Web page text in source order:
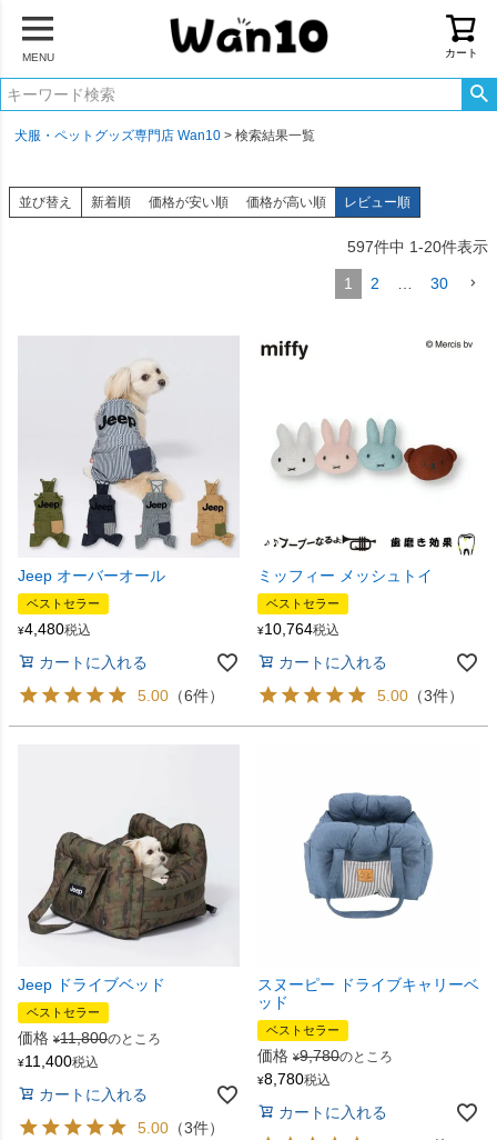
MENU カート
犬服・ペットグッズ専門店 Wan10 検索結果一覧
並び替え 新着順 価格が安い順 価格が高い順 レビュー順
597件中 1-20件表示
1 2 30
Jeep オーバーオール
ベストセラー
¥4,480税込
カートに入れる
5.00 （6件）
ミッフィー メッシュトイ
ベストセラー
¥10,764税込
カートに入れる
5.00 （3件）
Jeep ドライブベッド
ベストセラー
価格 ¥11,800のところ
¥11,400税込
カートに入れる
5.00 （3件）
スヌーピー ドライブキャリーベ
ッド
ベストセラー
価格 ¥9,780のところ
¥8,780税込
カートに入れる